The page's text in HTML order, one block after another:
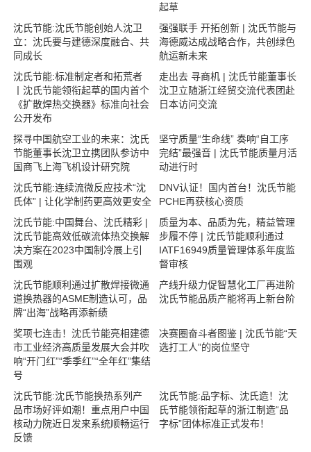
起草
沈氏节能:沈氏节能创始人沈卫
立：沈氏要与建德深度融合、共
同成长
强强联手 开拓创新 | 沈氏节能与
海德威达成战略合作，共创绿色
航运新未来
沈氏节能:标准制定者和拓荒者
丨沈氏节能领衔起草的国内首个
《扩散焊热交换器》标准向社会
公开发布
走出去 寻商机 | 沈氏节能董事长
沈卫立随浙江经贸交流代表团赴
日本访问交流
探寻中国航空工业的未来：沈氏
节能董事长沈卫立携团队参访中
国商飞上海飞机设计研究院
坚守质量“生命线” 奏响“自工序
完结”最强音 | 沈氏节能质量月活
动进行时
沈氏节能:连续流微反应技术“沈
氏体” | 让化学制药更高效更安全
DNV认证！国内首台！沈氏节能
PCHE再获核心资质
沈氏节能:中国舞台、沈氏精彩 |
沈氏节能高效低碳流体热交换解
决方案在2023中国制冷展上引
围观
质量为本、品质为先，精益管理
步履不停 | 沈氏节能顺利通过
IATF16949质量管理体系年度监
督审核
沈氏节能顺利通过扩散焊接微通
道换热器的ASME制造认可，品
牌“出海”战略再添新绩
产线升级力促智慧化工厂再进阶
沈氏节能品质产能将再上新台阶
奖项七连击！沈氏节能亮相建德
市工业经济高质量发展大会并吹
响“开门红”“季季红”“全年红”集结
号
决赛圈奋斗者图鉴 | 沈氏节能“天
选打工人”的岗位坚守
沈氏节能:沈氏节能换热系列产
品市场好评如潮！重点用户中国
核动力院近日发来系统顺畅运行
反馈
沈氏节能:品字标、沈氏造！沈
氏节能领衔起草的浙江制造“品
字标”团体标准正式发布！